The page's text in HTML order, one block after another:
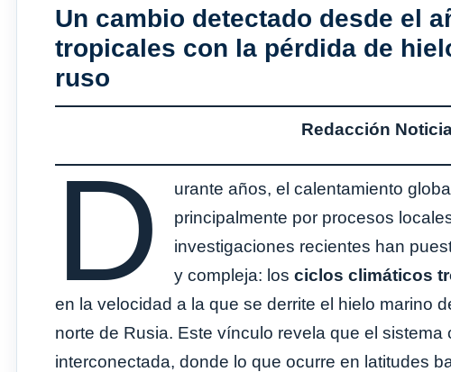
Un cambio detectado desde el
tropicales con la pérdida de
ruso
Redacción
D
urante años, el calentamiento
principalmente por procesos
investigaciones recientes han
y compleja: los ciclos climáticos
en la velocidad a la que se derrite el hielo marino
norte de Rusia. Este vínculo revela que el
interconectada, donde lo que ocurre en latitudes